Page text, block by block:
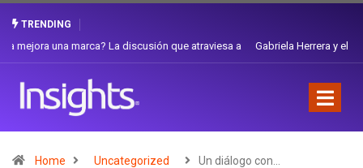
TRENDING
Gabriela Herrera y el arte de cambiarse el sombrero en Corporación
Home Uncategorized Un diálogo con…